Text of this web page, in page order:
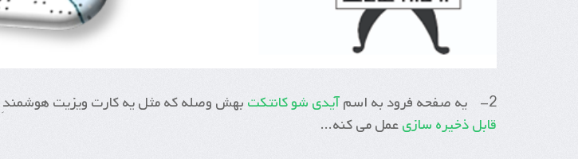
2- یه صفحه فرود به اسم آیدی شو کانتکت بهش وصله که مثل یه کارت ویزیت هوشمندِ
قابل ذخیره سازیعمل می کنه...